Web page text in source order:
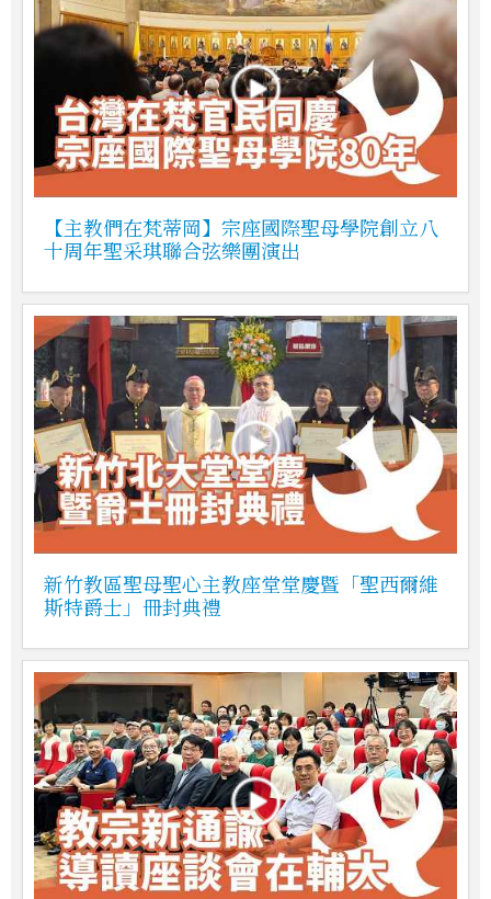
【主教們在梵蒂岡】宗座國際聖母學院創立八
十周年聖采琪聯合弦樂團演出
新竹教區聖母聖心主教座堂堂慶暨「聖西爾維
斯特爵士」冊封典禮